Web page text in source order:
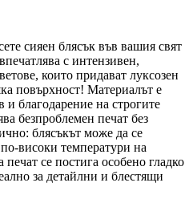
сияен блясък във вашия свят
с интензивен,
които придават луксозен
повърхност! Материалът е
и благодарение на строгите
безпроблемен печат без
блясъкът може да се
високи температури на
се постига особено гладко
за детайлни и блестящи